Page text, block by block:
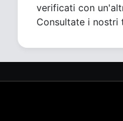
verificati con
Consultate i nostri